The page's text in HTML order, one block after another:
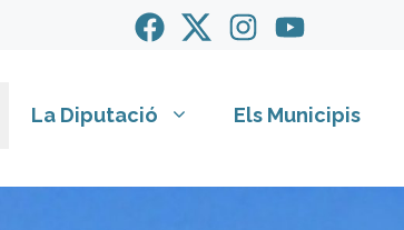
La Diputació Els Municipis